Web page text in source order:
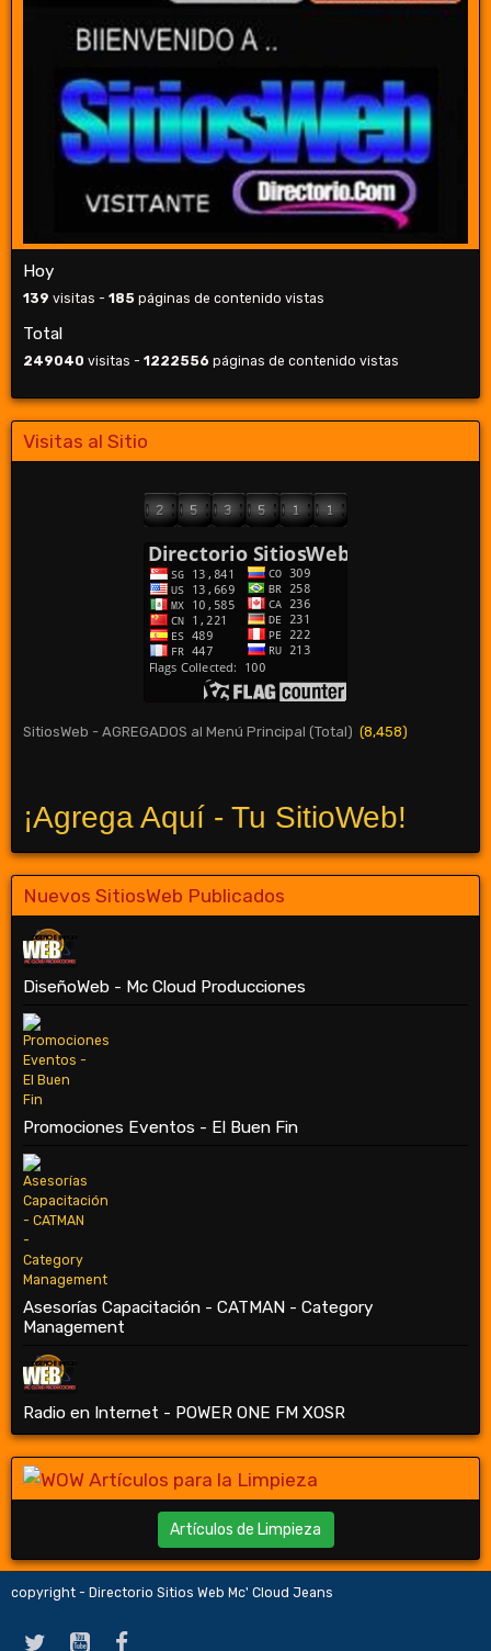
Hoy
139 visitas - 185 páginas de contenido vistas
Total
249040 visitas - 1222556 páginas de contenido vistas
Visitas al Sitio
SitiosWeb - AGREGADOS al Menú Principal (Total) (8,458)
¡Agrega Aquí - Tu SitioWeb!
Nuevos SitiosWeb Publicados
DiseñoWeb - Mc Cloud Producciones
Promociones Eventos - El Buen Fin
Asesorías Capacitación - CATMAN - Category
Management
Radio en Internet - POWER ONE FM XOSR
Artículos de Limpieza
copyright - Directorio Sitios Web Mc' Cloud Jeans